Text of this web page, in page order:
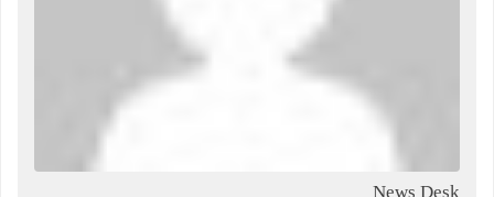
News Desk